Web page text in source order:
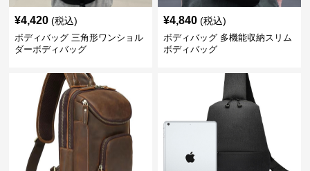
¥4,420 (税込)
ボディバッグ 三角形ワンショル
ダーボディバッグ
¥4,840 (税込)
ボディバッグ 多機能収納スリム
ボディバッグ